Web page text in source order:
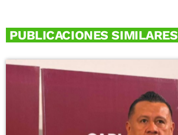
PUBLICACIONES SIMILARES